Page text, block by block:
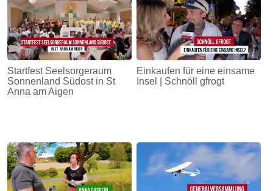
Startfest Seelsorgeraum
Sonnenland Südost in St
Anna am Aigen
Einkaufen für eine einsame
Insel | Schnöll gfrogt